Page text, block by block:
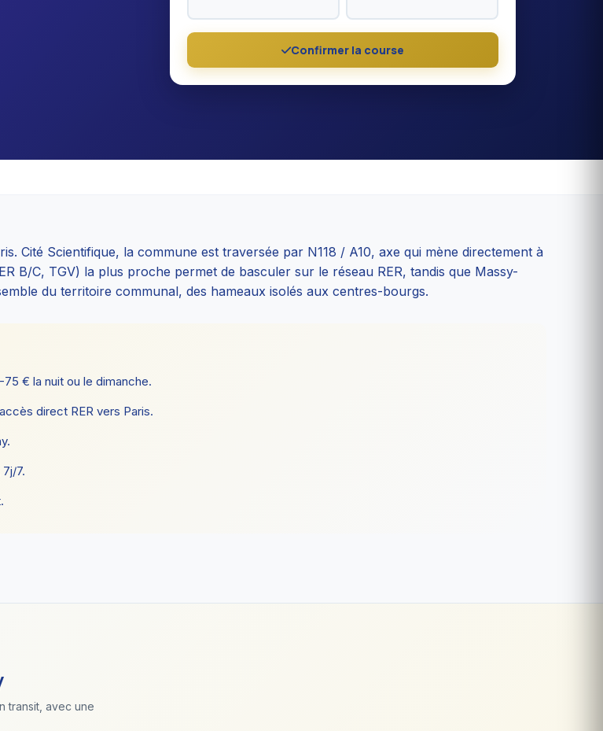
Confirmer la course
Cité Scientifique, la commune est traversée par N118 / A10, axe qui mène directement à
B/C, TGV) la plus proche permet de basculer sur le réseau RER, tandis que Massy-
du territoire communal, des hameaux isolés aux centres-bourgs.
75 € la nuit ou le dimanche.
direct RER vers Paris.
7.
transit, avec une